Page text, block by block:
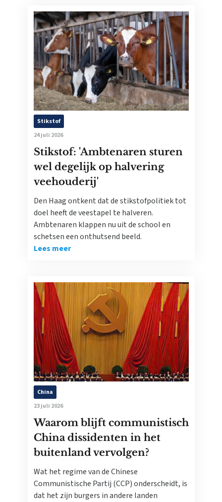
Stikstof
24 juli 2026
Stikstof: 'Ambtenaren sturen
wel degelijk op halvering
veehouderij'
Den Haag ontkent dat de stikstofpolitiek tot
doel heeft de veestapel te halveren.
Ambtenaren klappen nu uit de school en
schetsen een onthutsend beeld.
Lees meer
China
23 juli 2026
Waarom blijft communistisch
China dissidenten in het
buitenland vervolgen?
Wat het regime van de Chinese
Communistische Partij (CCP) onderscheidt, is
dat het zijn burgers in andere landen